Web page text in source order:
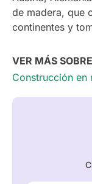
de madera, que
continentes y
VER MÁS SOBRE
Construcción en